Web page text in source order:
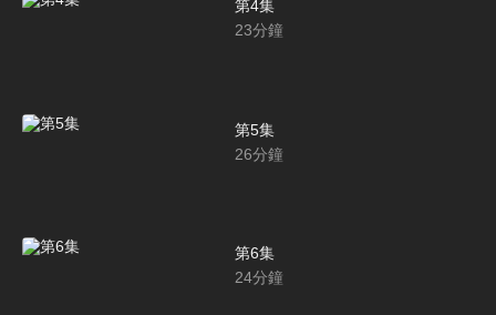
第4集
23分鐘
第5集
26分鐘
第6集
24分鐘